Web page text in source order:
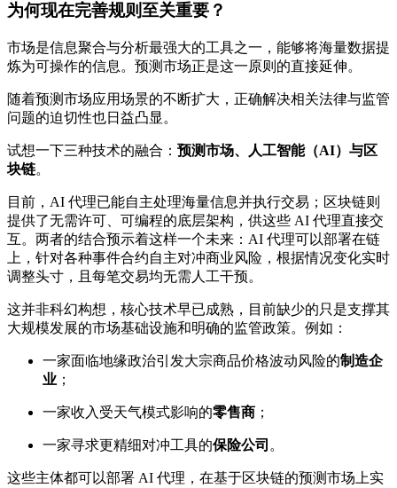
为何现在完善规则至关重要？
市场是信息聚合与分析最强大的工具之一，能够将海量数据提
炼为可操作的信息。预测市场正是这一原则的直接延伸。
随着预测市场应用场景的不断扩大，正确解决相关法律与监管
问题的迫切性也日益凸显。
试想一下三种技术的融合： 预测市场、人工智能（AI）与区
块链。
目前，AI 代理已能自主处理海量信息并执行交易；区块链则
提供了无需许可、可编程的底层架构，供这些 AI 代理直接交
互。两者的结合预示着这样一个未来：AI 代理可以部署在链
上，针对各种事件合约自主对冲商业风险，根据情况变化实时
调整头寸，且每笔交易均无需人工干预。
这并非科幻构想，核心技术早已成熟，目前缺少的只是支撑其
大规模发展的市场基础设施和明确的监管政策。例如：
一家面临地缘政治引发大宗商品价格波动风险的制造企
业 ；
一家收入受天气模式影响的零售商 ；
一家寻求更精细对冲工具的保险公司 。
这些主体都可以部署 AI 代理，在基于区块链的预测市场上实